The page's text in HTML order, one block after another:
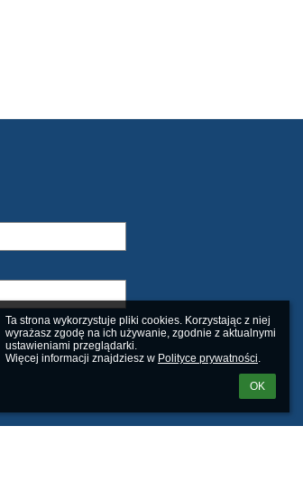
Ta strona wykorzystuje pliki cookies. Korzystając z niej
wyrażasz zgodę na ich używanie, zgodnie z aktualnymi
ustawieniami przeglądarki.
Więcej informacji znajdziesz w Polityce prywatności.
OK